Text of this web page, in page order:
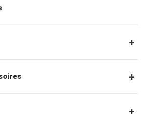
cliquet
à entraînement